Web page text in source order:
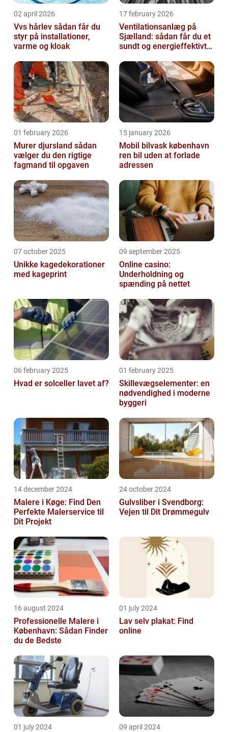
02 april 2026
Vvs hårlev sådan får du
styr på installationer,
varme og kloak
17 february 2026
Ventilationsanlæg på
Sjælland: sådan får du et
sundt og energieffektivt
01 february 2026
Murer djursland sådan
vælger du den rigtige
fagmand til opgaven
15 january 2026
Mobil bilvask københavn
ren bil uden at forlade
adressen
07 october 2025
Unikke kagedekorationer
med kageprint
09 september 2025
Online casino:
Underholdning og
spænding på nettet
06 february 2025
Hvad er solceller lavet af?
01 february 2025
Skillevægselementer: en
nødvendighed i moderne
byggeri
14 december 2024
Malere i Køge: Find Den
Perfekte Malerservice til
Dit Projekt
24 october 2024
Gulvsliber i Svendborg:
Vejen til Dit Drømmegulv
16 august 2024
Professionelle Malere i
København: Sådan Finder
du de Bedste
01 july 2024
Lav selv plakat: Find
online
01 july 2024 09 april 2024